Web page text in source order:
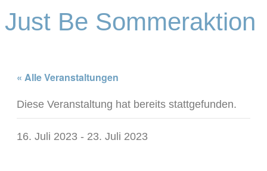
Just Be Sommeraktion
« Alle Veranstaltungen
Diese Veranstaltung hat bereits stattgefunden.
16. Juli 2023 - 23. Juli 2023